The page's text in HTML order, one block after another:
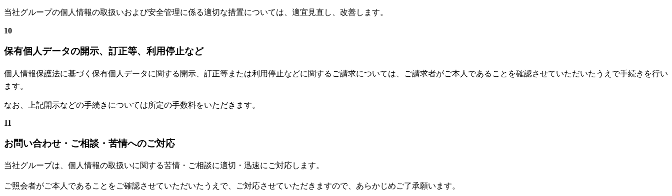
当社グループの個人情報の取扱いおよび安全管理に係る適切な措置については、適宜見直し、改善します。
10
保有個人データの開示、訂正等、利用停止など
個人情報保護法に基づく保有個人データに関する開示、訂正等または利用停止などに関するご請求については、ご請求者がご本人であることを確認させていただいたうえで手続きを行い
ます。
なお、上記開示などの手続きについては所定の手数料をいただきます。
11
お問い合わせ・ご相談・苦情へのご対応
当社グループは、個人情報の取扱いに関する苦情・ご相談に適切・迅速にご対応します。
ご照会者がご本人であることをご確認させていただいたうえで、ご対応させていただきますので、あらかじめご了承願います。